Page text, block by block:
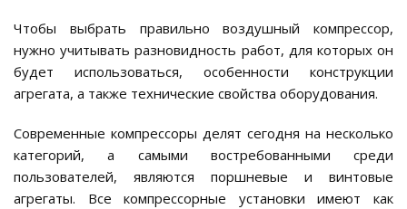
Чтобы выбрать правильно воздушный компрессор,
нужно учитывать разновидность работ, для которых он
будет использоваться, особенности конструкции
агрегата, а также технические свойства оборудования.
Современные компрессоры делят сегодня на несколько
категорий, а самыми востребованными среди
пользователей, являются поршневые и винтовые
агрегаты. Все компрессорные установки имеют как